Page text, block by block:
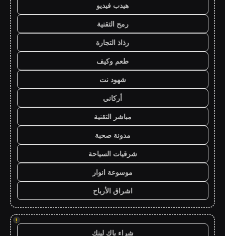
هيدب فيديو
رمح التقنية
رذاذ التجارة
طعم وكيف
شهود نت
أركاني
مباشر التقنية
مدونة صحبة
شرقيات السياحة
موسوعة انوار
اشراق الأرباح
!
شراء باك لينك